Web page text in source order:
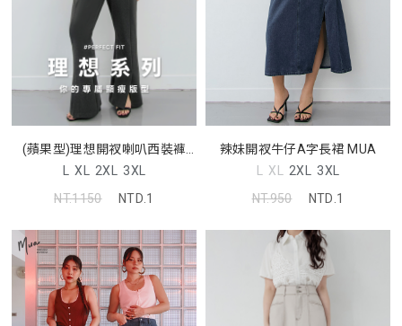
(蘋果型)理想開衩喇叭西裝褲
MISS
L XL 2XL 3XL
NT.1150
NTD.1
辣妹開衩牛仔A字長裙 MUA
L XL 2XL 3XL
NT.950
NTD.1